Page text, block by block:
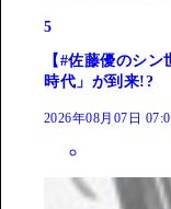
5
【#佐藤優のシ
時代」が到来!?
2026年08月07日